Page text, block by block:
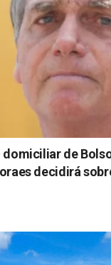
domiciliar de
decidirá